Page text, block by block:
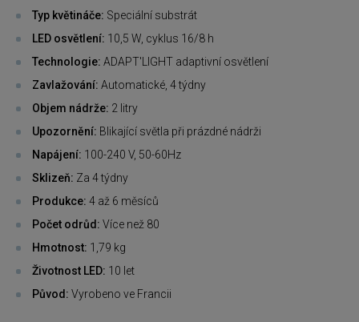
Typ květináče: Speciální substrát
LED osvětlení: 10,5 W, cyklus 16/8 h
Technologie: ADAPT'LIGHT adaptivní osvětlení
Zavlažování: Automatické, 4 týdny
Objem nádrže: 2 litry
Upozornění: Blikající světla při prázdné nádrži
Napájení: 100-240 V, 50-60Hz
Sklizeň: Za 4 týdny
Produkce: 4 až 6 měsíců
Počet odrůd: Více než 80
Hmotnost: 1,79 kg
Životnost LED: 10 let
Původ: Vyrobeno ve Francii